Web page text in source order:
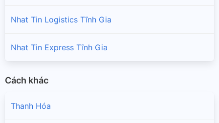
Nhat Tin Logistics Tĩnh Gia
Nhat Tin Express Tĩnh Gia
Cách khác
Thanh Hóa